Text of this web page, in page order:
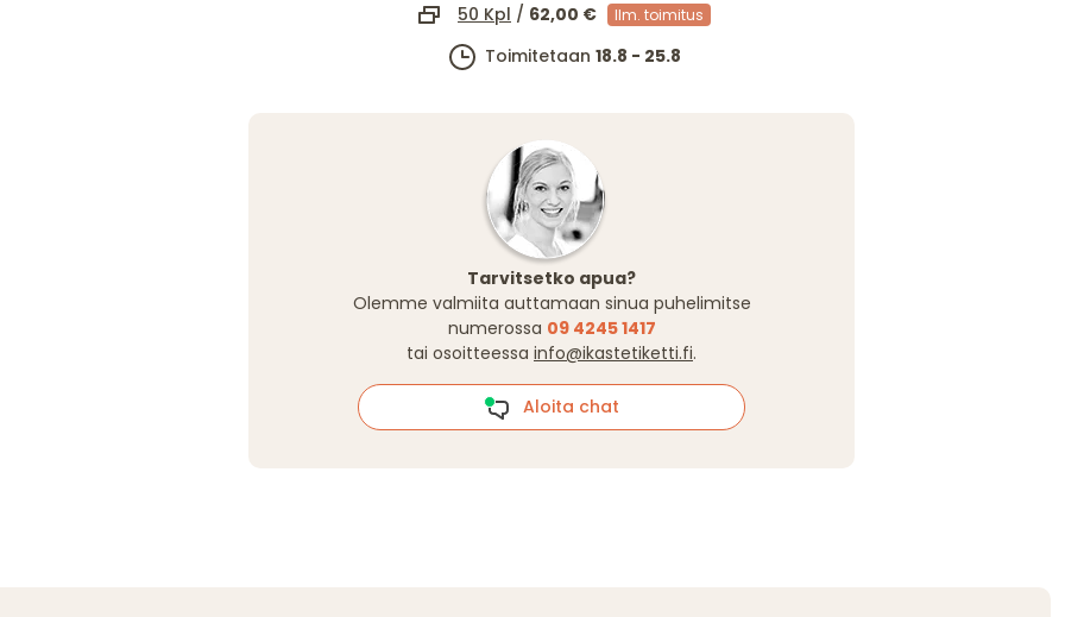
50 Kpl / 62,00 € Ilm. toimitus
Toimitetaan 18.8 - 25.8
Tarvitsetko apua?
Olemme valmiita auttamaan sinua puhelimitse
numerossa 09 4245 1417
tai osoitteessa info@ikastetiketti.fi.
Aloita chat